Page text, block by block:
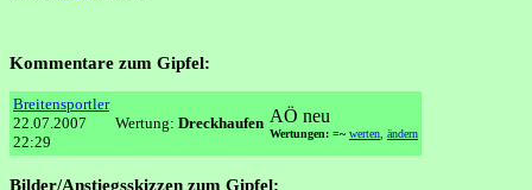
Kommentare zum Gipfel:
Breitensportler
22.07.2007
22:29
Wertung: Dreckhaufen AÖ neu
Wertungen: =~ werten, ändern
Bilder/Anstiegsskizzen zum Gipfel: